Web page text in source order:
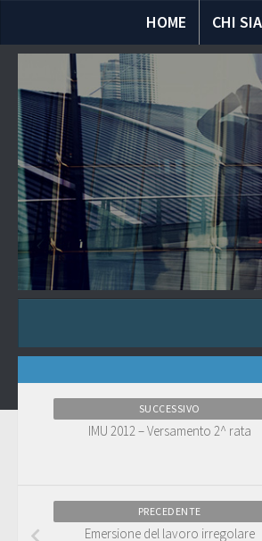
HOME CHI
SUCCESSIVO
IMU 2012 – Versamento 2^ rata
PRECEDENTE
Emersione del lavoro irregolare